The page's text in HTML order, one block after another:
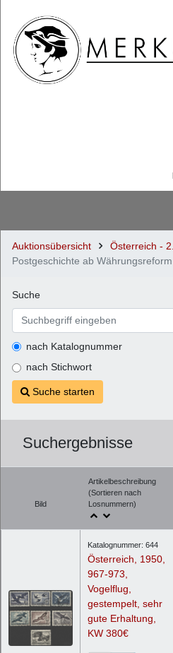
Auktionsübersicht
Österreich -
Postgeschichte ab
Suche
nach Katalognummer
nach Stichwort
Suche starten
Suchergebnisse
Bild
Artikelbeschreibung
(Sortieren nach
Losnummern)
Katalognummer: 644
Österreich, 1950,
967-973,
Vogelflug,
gestempelt, sehr
gute Erhaltung,
KW 380€